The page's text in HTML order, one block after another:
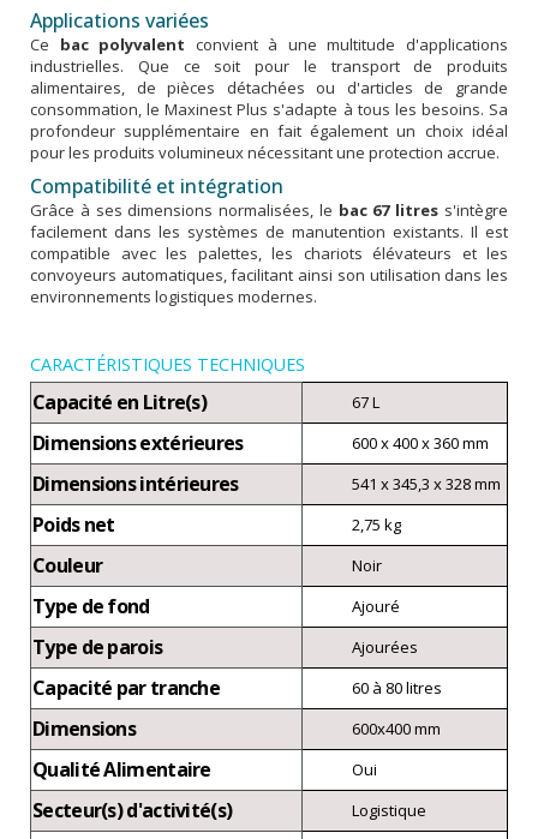
Applications variées
Ce bac polyvalent convient à une multitude d'applications
industrielles. Que ce soit pour le transport de produits
alimentaires, de pièces détachées ou d'articles de grande
consommation, le Maxinest Plus s'adapte à tous les besoins. Sa
profondeur supplémentaire en fait également un choix idéal
pour les produits volumineux nécessitant une protection accrue.
Compatibilité et intégration
Grâce à ses dimensions normalisées, le bac 67 litres s'intègre
facilement dans les systèmes de manutention existants. Il est
compatible avec les palettes, les chariots élévateurs et les
convoyeurs automatiques, facilitant ainsi son utilisation dans les
environnements logistiques modernes.
CARACTÉRISTIQUES TECHNIQUES
Capacité en Litre(s) 67 L
Dimensions extérieures 600 x 400 x 360 mm
Dimensions intérieures 541 x 345,3 x 328 mm
Poids net 2,75 kg
Couleur Noir
Type de fond Ajouré
Type de parois Ajourées
Capacité par tranche 60 à 80 litres
Dimensions 600x400 mm
Qualité Alimentaire Oui
Secteur(s) d'activité(s) Logistique